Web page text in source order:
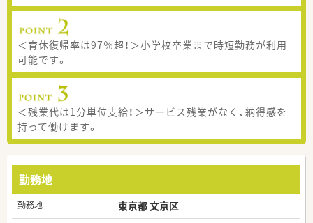
＜育休復帰率は97％超！＞小学校卒業まで時短勤務が利用
可能です。
＜残業代は1分単位支給！＞サービス残業がなく、納得感を
持って働けます。
勤務地
勤務地 東京都 文京区